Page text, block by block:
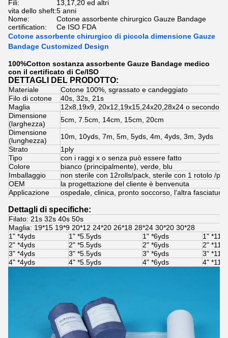
Fili:
13,17,20 ed altri
vita dello sheft:5 anni
Nome:
Cotone assorbente chirurgico Gauze Bandage
certification:
Ce ISO FDA
Cotone assorbente chirurgico di piccola dimensione Gauze
Bandage Customized Design
100%Cotton sostanza assorbente Gauze Bandage medico
con il certificato di Ce/ISO
DETTAGLI DEL PRODOTTO:
Materiale
Cotone 100%, sgrassato e candeggiato
Filo di cotone
40s, 32s, 21s
Maglia
12x8,19x9, 20x12,19x15,24x20,28x24 o secondo
Dimensione
(larghezza)
5cm, 7.5cm, 14cm, 15cm, 20cm
Dimensione
(lunghezza)
10m, 10yds, 7m, 5m, 5yds, 4m, 4yds, 3m, 3yds
Strato
1ply
Tipo
con i raggi x o senza può essere fatto
Colore
bianco (principalmente), verde, blu
Imballaggio
non sterile con 12rolls/pack, sterile con 1 rotolo /
OEM
la progettazione del cliente è benvenuta
Applicazione
ospedale, clinica, pronto soccorso, l'altra fasciatura
Dettagli di specifiche:
Filato: 21s 32s 40s 50s
Maglia: 19*15 19*9 20*12 24*20 26*18 28*24 30*20 30*28
1" *4yds
1" *5.5yds 1" *6yds
1"
2" *4yds
2" *5.5yds 2" *6yds
2"
3" *4yds
3" *5.5yds 3" *6yds
3"
4" *4yds
4" *5.5yds 4" *6yds 4"